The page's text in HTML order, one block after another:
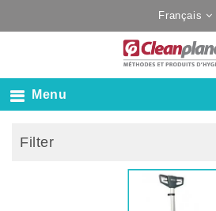
Français
Menu
Filter